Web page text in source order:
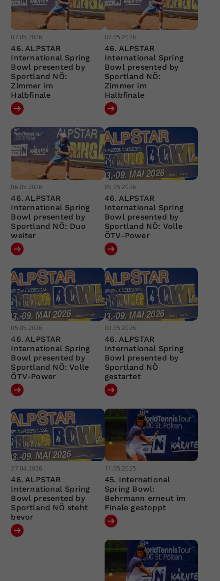
07.05.2026
46. ALPSTAR
International Spring
Bowl presented by
Sportland NÖ:
Zimmer im
Halbfinale
07.05.2026
46. ALPSTAR
International Spring
Bowl presented by
Sportland NÖ:
Zimmer im
Halbfinale
06.05.2026
46. ALPSTAR
International Spring
Bowl presented by
Sportland NÖ: Duo
weiter
05.05.2026
46. ALPSTAR
International Spring
Bowl presented by
Sportland NÖ: Volle
ÖTV-Power
05.05.2026
46. ALPSTAR
International Spring
Bowl presented by
Sportland NÖ: Volle
ÖTV-Power
03.05.2026
46. ALPSTAR
International Spring
Bowl presented by
Sportland NÖ
gestartet
27.04.2026
46. ALPSTAR
International Spring
Bowl presented by
Sportland NÖ steht
bevor
11.05.2025
45. International
Spring Bowl:
Behrmann erneut im
Finale gestoppt